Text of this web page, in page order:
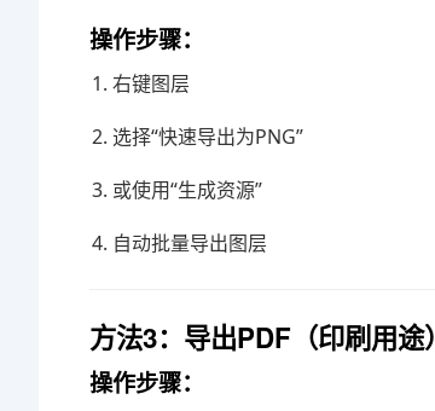
操作步骤：
右键图层
选择“快速导出为PNG”
或使用“生成资源”
自动批量导出图层
方法3：导出PDF（印刷用途）
操作步骤：